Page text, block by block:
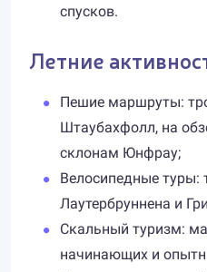
спусков.
Летние
Пешие маршруты:
Штаубахфолл, на
склонам Юнфрау;
Велосипедные
Лаутербруннена и
Скальный туризм:
начинающих и